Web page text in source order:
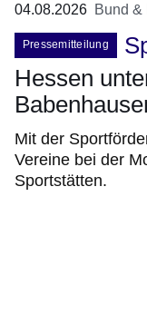
04.08.2026 Bund &
Pressemitteilung
Hessen
Mit der
Vereine bei der
Sportstätten.